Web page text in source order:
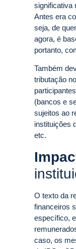
significativa
Antes era
seja, de
agora, é
portanto,
Também
tributação
(bancos e
sujeitos ao
instituições
etc.
O texto da
financeiros
específico,
caso, os